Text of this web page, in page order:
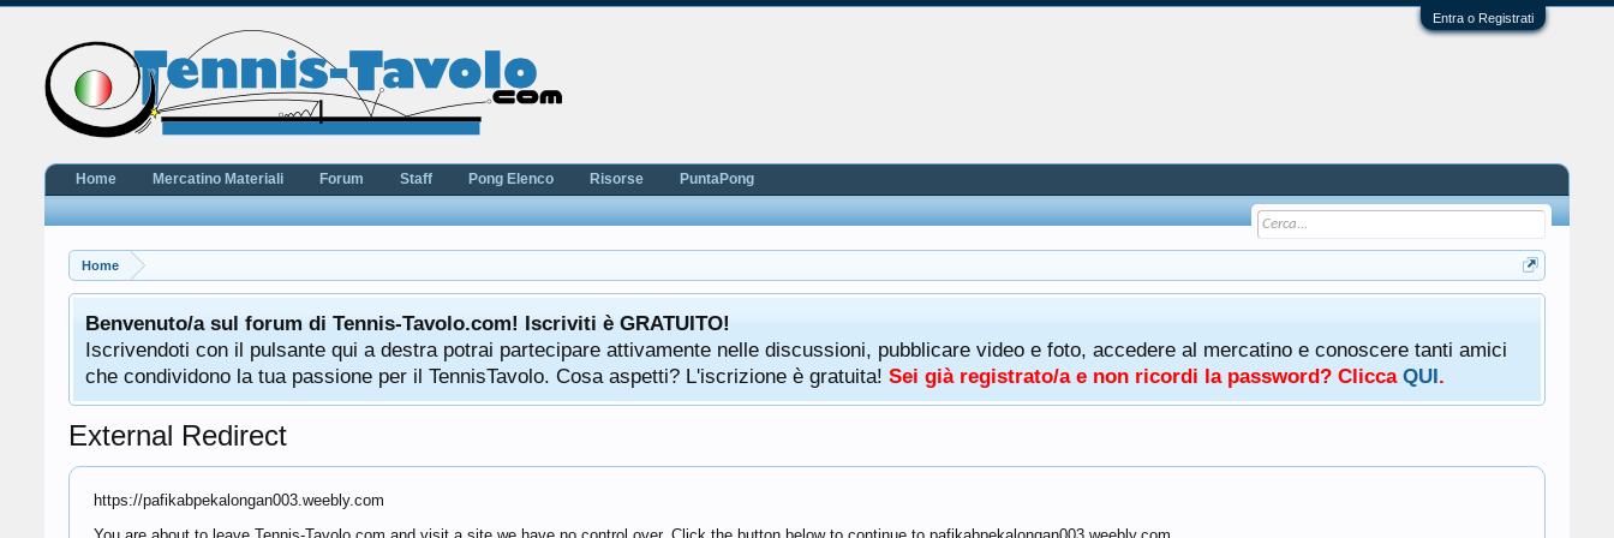
Entra o Registrati
Home
Benvenuto/a sul forum di Tennis-Tavolo.com! Iscriviti è GRATUITO!
Iscrivendoti con il pulsante qui a destra potrai partecipare attivamente nelle discussioni, pubblicare video e foto, accedere al mercatino e conoscere tanti amici
che condividono la tua passione per il TennisTavolo. Cosa aspetti? L'iscrizione è gratuita! Sei già registrato/a e non ricordi la password? Clicca QUI.
External Redirect
https://pafikabpekalongan003.weebly.com
Home Mercatino Materiali Forum Staff Pong Elenco Risorse PuntaPong